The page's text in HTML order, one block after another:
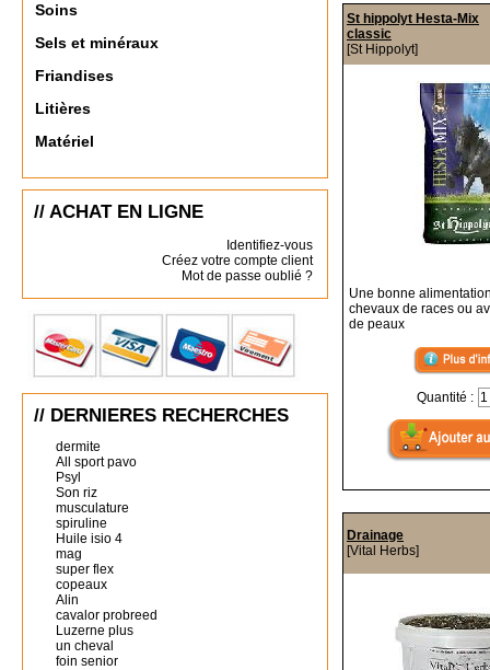
Soins
Sels et minéraux
Friandises
Litières
Matériel
// ACHAT EN LIGNE
Identifiez-vous
Créez votre compte client
Mot de passe oublié ?
// DERNIERES RECHERCHES
dermite
All sport pavo
Psyl
Son riz
musculature
spiruline
Huile isio 4
mag
super flex
copeaux
Alin
cavalor probreed
Luzerne plus
un cheval
foin senior
St hippolyt Hesta-Mix
classic
[St Hippolyt]
Une bonne
chevaux de races ou
de peaux
Quantité :
Drainage
[Vital Herbs]